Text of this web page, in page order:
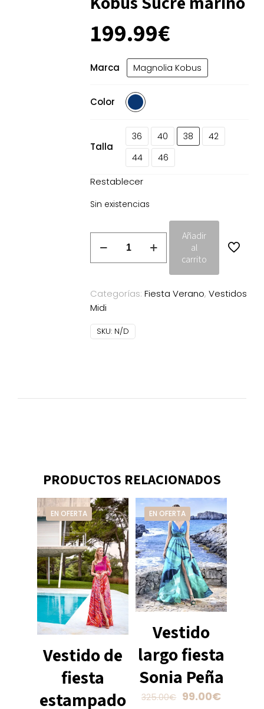
199.99€
Marca Magnolia Kobus
Color
Talla
36 40 38
42
44
46
Restablecer
Sin existencias
Magnolia
Kobus
marino
cantidad
Añadir
al
carrito
Categorías: Fiesta Verano, Vestidos
Midi
SKU: N/D
PRODUCTOS RELACIONADOS
EN OFERTA
Vestido de
fiesta
estampado
EN OFERTA
Vestido
largo fiesta
Sonia Peña
325.00€ El
99.00€El